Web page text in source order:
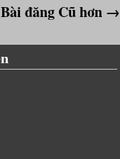
Bài đăng Cũ hơn →